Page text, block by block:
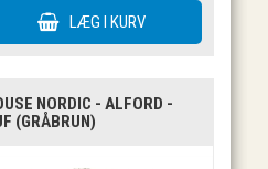
NORDIC - ALFORD -
(GRÅBRUN)